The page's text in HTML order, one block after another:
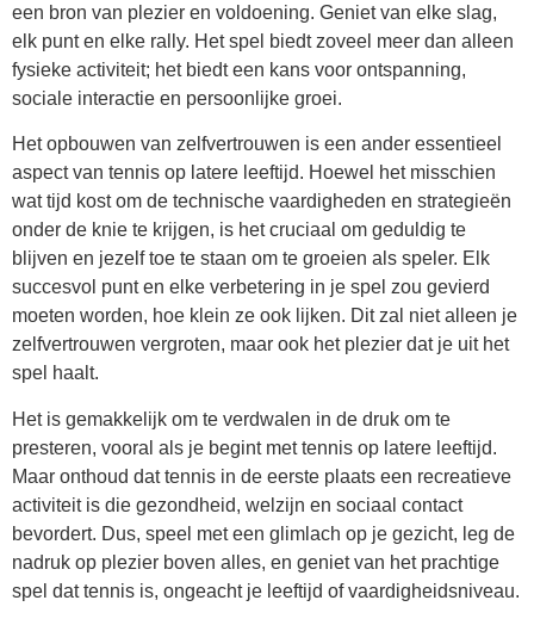
een bron van plezier en voldoening. Geniet van elke slag,
elk punt en elke rally. Het spel biedt zoveel meer dan alleen
fysieke activiteit; het biedt een kans voor ontspanning,
sociale interactie en persoonlijke groei.
Het opbouwen van zelfvertrouwen is een ander essentieel
aspect van tennis op latere leeftijd. Hoewel het misschien
wat tijd kost om de technische vaardigheden en strategieën
onder de knie te krijgen, is het cruciaal om geduldig te
blijven en jezelf toe te staan om te groeien als speler. Elk
succesvol punt en elke verbetering in je spel zou gevierd
moeten worden, hoe klein ze ook lijken. Dit zal niet alleen je
zelfvertrouwen vergroten, maar ook het plezier dat je uit het
spel haalt.
Het is gemakkelijk om te verdwalen in de druk om te
presteren, vooral als je begint met tennis op latere leeftijd.
Maar onthoud dat tennis in de eerste plaats een recreatieve
activiteit is die gezondheid, welzijn en sociaal contact
bevordert. Dus, speel met een glimlach op je gezicht, leg de
nadruk op plezier boven alles, en geniet van het prachtige
spel dat tennis is, ongeacht je leeftijd of vaardigheidsniveau.